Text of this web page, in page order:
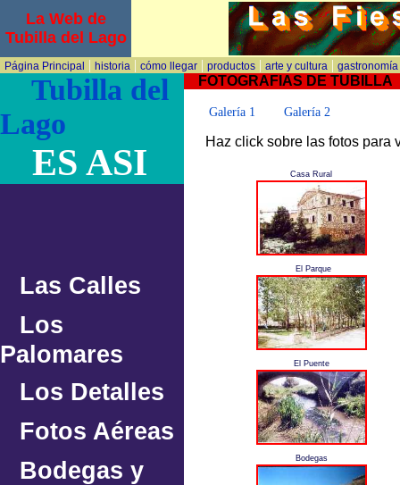
La Web de
Tubilla del Lago
Página Principal | historia | cómo llegar| productos| arte y cultura | gastronomía
Tubilla del
Lago
ES ASI
Las Calles
Los
Palomares
Los Detalles
Fotos Aéreas
Bodegas y
FOTOGRAFIAS DE TUBILLA
Galería 1 Galería 2
Haz click sobre las fotos para
Casa Rural
El Parque
El Puente
Bodegas